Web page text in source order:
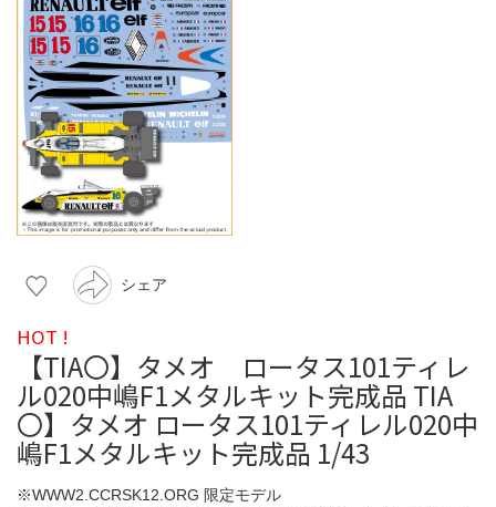
シェア
HOT !
【TIA〇】タメオ ロータス101ティレ
ル020中嶋F1メタルキット完成品 TIA
〇】タメオ ロータス101ティレル020中
嶋F1メタルキット完成品 1/43
※WWW2.CCRSK12.ORG 限定モデル